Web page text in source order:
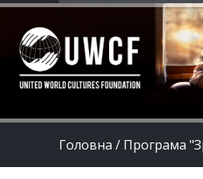
Головна / Програма